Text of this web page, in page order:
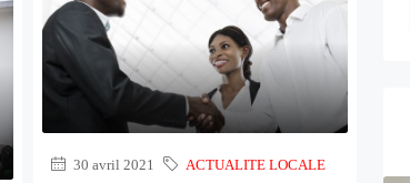
30 avril 2021 ACTUALITE LOCALE